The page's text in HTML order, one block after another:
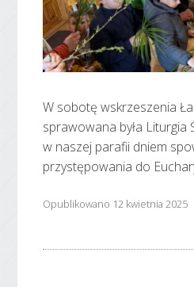
W sobotę wskrzeszenia
sprawowana była Liturgia
w naszej parafii dniem
przystępowania do
Opublikowano 12 kwietnia 2025